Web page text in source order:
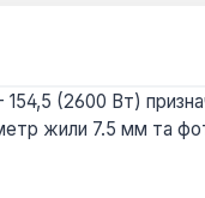
(2600 Вт)
жили 7.5 мм та